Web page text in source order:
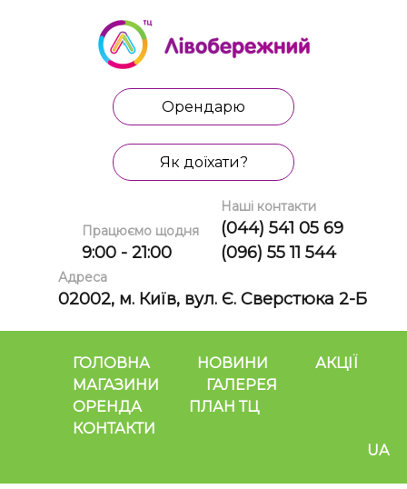
Орендарю
Як доїхати?
Працюємо щодня
9:00 - 21:00
Наші контакти
(044) 541 05 69
(096) 55 11 544
Адреса
02002, м. Київ, вул. Є. Сверстюка 2-Б
ГОЛОВНА НОВИНИ
АКЦІЇ
МАГАЗИНИ
ГАЛЕРЕЯ
ОРЕНДА
ПЛАН ТЦ
КОНТАКТИ
UA